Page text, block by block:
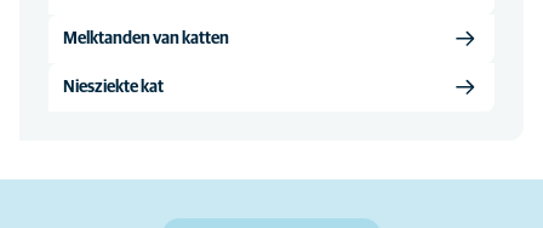
Melktanden van katten
Niesziekte kat